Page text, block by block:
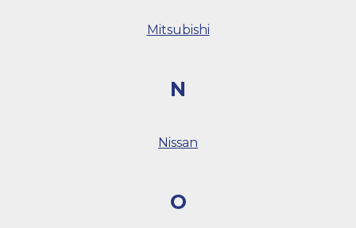
Mitsubishi
N
Nissan
O